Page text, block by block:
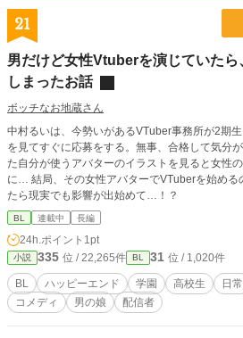
21
男だけど女性Vtuberを演じていたら
しまったお話
ボッチなお地蔵さん
中村るいは、今勢いがあるVTuber事務所が2期
を見てすぐに応募をする。無事、合格して気分
た自分が使うアバターのイラストを見ると女性
に… 結局、その女性アバターでVTuberを始める
たら現実でも影響が出始めて…！？
BL 連載中 長編
24h.ポイント 1pt
小説 335 位 / 22,265件 BL 31 位 / 1,020件
BL ハッピーエンド 学園 高校生 日常
コメディ
男の娘 配信者